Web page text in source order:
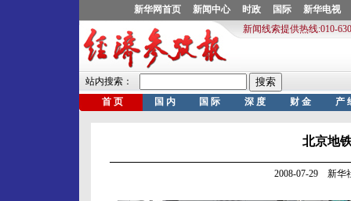
北京地
2008-07-29 新华